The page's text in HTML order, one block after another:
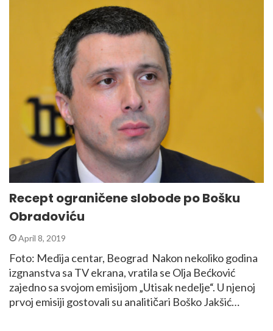
Recept ograničene slobode po Bošku
Obradoviću
April 8, 2019
Foto: Medija centar, Beograd Nakon nekoliko godina
izgnanstva sa TV ekrana, vratila se Olja Bećković
zajedno sa svojom emisijom „Utisak nedelje“. U njenoj
prvoj emisiji gostovali su analitičari Boško Jakšić…